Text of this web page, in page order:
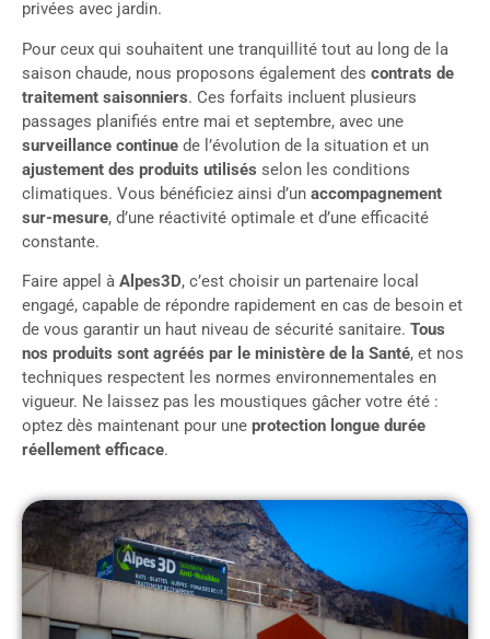
privées avec jardin.
Pour ceux qui souhaitent une tranquillité tout au long de la
saison chaude, nous proposons également des contrats de
traitement saisonniers. Ces forfaits incluent plusieurs
passages planifiés entre mai et septembre, avec une
surveillance continue de l’évolution de la situation et un
ajustement des produits utilisés selon les conditions
climatiques. Vous bénéficiez ainsi d’un accompagnement
sur-mesure, d’une réactivité optimale et d’une efficacité
constante.
Faire appel à Alpes3D, c’est choisir un partenaire local
engagé, capable de répondre rapidement en cas de besoin et
de vous garantir un haut niveau de sécurité sanitaire. Tous
nos produits sont agréés par le ministère de la Santé, et nos
techniques respectent les normes environnementales en
vigueur. Ne laissez pas les moustiques gâcher votre été :
optez dès maintenant pour une protection longue durée
réellement efficace.